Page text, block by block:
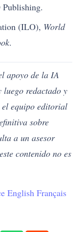
(ILO), World
.
apoyo de la IA
luego redactado y
equipo editorial
sobre
a un asesor
contenido no es
English Français